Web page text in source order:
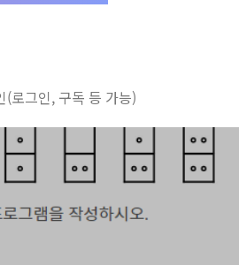
(로그인, 구독 등 가능)